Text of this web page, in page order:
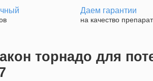
Даем гарантии
на качество
торнадо для